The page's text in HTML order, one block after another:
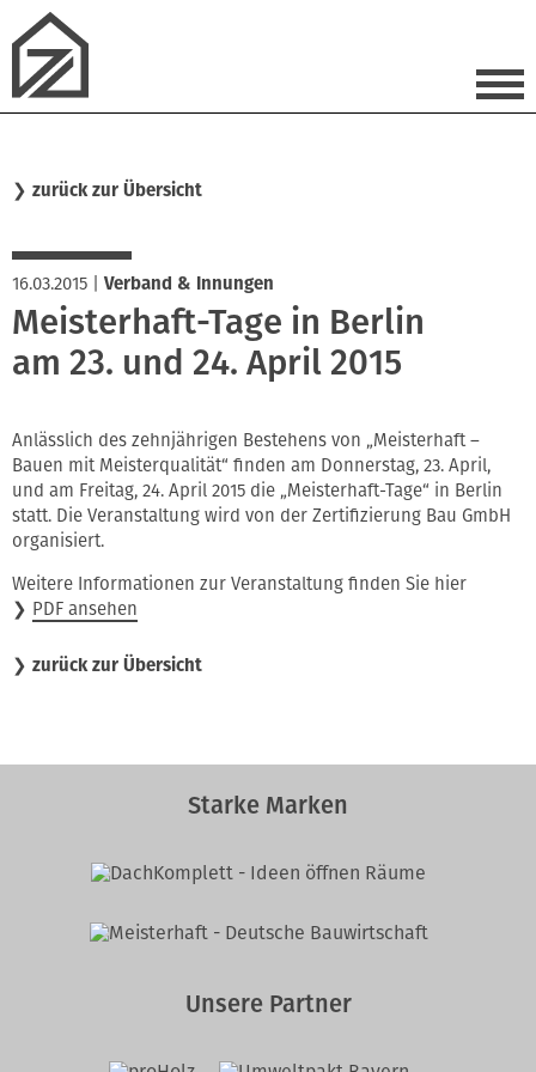
❯ zurück zur Übersicht
16.03.2015 Verband & Innungen
Meisterhaft-Tage in Berlin
am 23. und 24. April 2015
Anlässlich des zehnjährigen Bestehens von „Meisterhaft –
Bauen mit Meisterqualität“ finden am Donnerstag, 23. April,
und am Freitag, 24. April 2015 die „Meisterhaft-Tage“ in Berlin
statt. Die Veranstaltung wird von der Zertifizierung Bau GmbH
organisiert.
Weitere Informationen zur Veranstaltung finden Sie hier
❯ PDF ansehen
❯ zurück zur Übersicht
Starke Marken
Unsere Partner